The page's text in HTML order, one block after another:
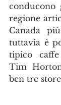
conducono
regione
Canada
tuttavia è
tipico
Tim
ben tre